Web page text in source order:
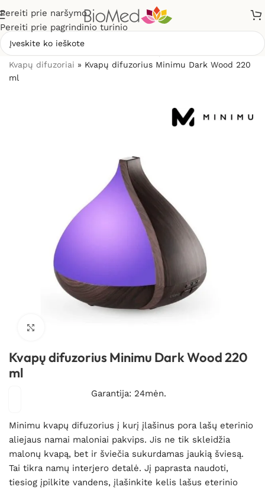
Pereiti prie naršymo
Pereiti prie pagrindinio turinio
Kvapų difuzoriai » Kvapų difuzorius Minimu Dark Wood 220
ml
Kvapų difuzorius Minimu Dark Wood 220
ml
Garantija: 24mėn.
Minimu kvapų difuzorius į kurį įlašinus pora lašų eterinio
aliejaus namai maloniai pakvips. Jis ne tik skleidžia
malonų kvapą, bet ir šviečia sukurdamas jaukią šviesą.
Tai tikra namų interjero detalė. Jį paprasta naudoti,
tiesiog įpilkite vandens, įlašinkite kelis lašus eterinio